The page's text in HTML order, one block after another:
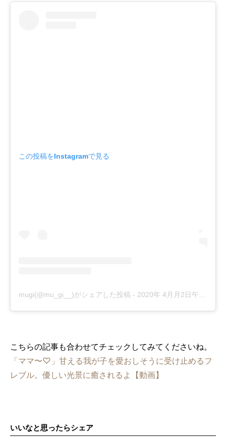
この投稿をInstagramで見る
mugi(@mu_gi__)がシェアした投稿 - 2020年 4月月2日午後11時45分PDT
こちらの記事も合わせてチェックしてみてくださいね。
「ママ〜♡」甘える我が子を愛おしそうに受け止めるフ
レブル。優しい光景に癒されるよ【動画】
いいなと思ったらシェア